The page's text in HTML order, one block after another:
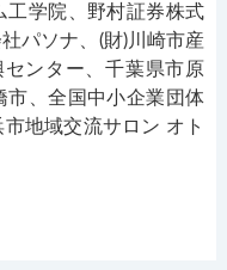
工学院、野村証券株式
パソナ、(財)川崎市産
ンター、千葉県市原
市、全国中小企業団体
地域交流サロン オト